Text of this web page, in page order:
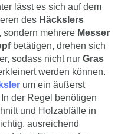
lässt es sich auf dem
des Häckslers
sondern mehrere Messer
betätigen, drehen sich
sodass nicht nur Gras
werden können.
um ein äußerst
In der Regel benötigen
und Holzabfälle in
ausreichend